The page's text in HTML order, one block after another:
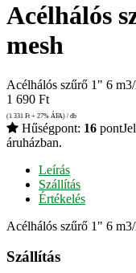
Acélhálós
mesh
Acélhálós szűrő 1" 6
1 690 Ft
(1 331 Ft + 27% ÁFA) / db
Hűségpont: 16 pont
áruházban.
Leírás
Szállítás
Értékelés
Acélhálós szűrő 1" 6
Szállítás